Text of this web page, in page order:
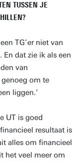
TUSSEN JE
TG’er niet van
dat zie ik als een
van
om te
liggen.’
UT is goed
resultaat is
alles om financieel
het veel meer om